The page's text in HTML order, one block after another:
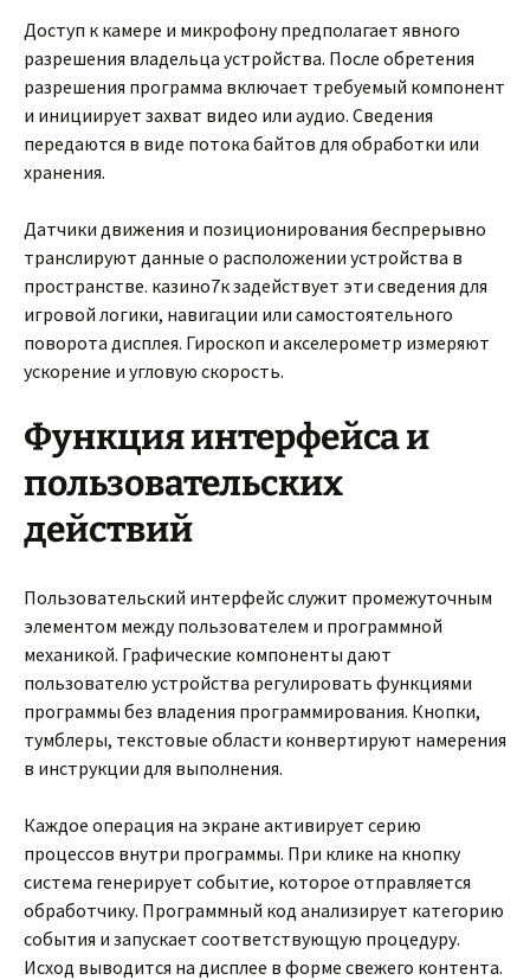
Доступ к камере и микрофону предполагает явного
разрешения владельца устройства. После обретения
разрешения программа включает требуемый компонент
и инициирует захват видео или аудио. Сведения
передаются в виде потока байтов для обработки или
хранения.
Датчики движения и позиционирования беспрерывно
транслируют данные о расположении устройства в
пространстве. казино7к задействует эти сведения для
игровой логики, навигации или самостоятельного
поворота дисплея. Гироскоп и акселерометр измеряют
ускорение и угловую скорость.
Функция интерфейса и
пользовательских
действий
Пользовательский интерфейс служит промежуточным
элементом между пользователем и программной
механикой. Графические компоненты дают
пользователю устройства регулировать функциями
программы без владения программирования. Кнопки,
тумблеры, текстовые области конвертируют намерения
в инструкции для выполнения.
Каждое операция на экране активирует серию
процессов внутри программы. При клике на кнопку
система генерирует событие, которое отправляется
обработчику. Программный код анализирует категорию
события и запускает соответствующую процедуру.
Исход выводится на дисплее в форме свежего контента.